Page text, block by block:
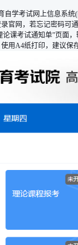
学考试网上信息系统(
官网，若忘记密码可通
课考试通知单”页面
用A4纸打印，建议保